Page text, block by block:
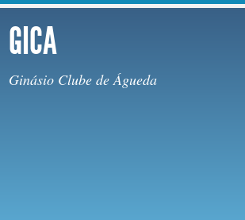
GICA
Ginásio Clube de Águeda